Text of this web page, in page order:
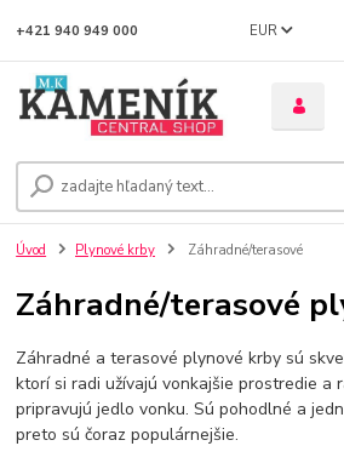
EUR
+421 940 949 000
Úvod Plynové krby Záhradné/terasové
Záhradné/terasové
Záhradné a terasové plynové krby sú
ktorí si radi užívajú vonkajšie prostredie a
pripravujú jedlo vonku. Sú pohodlné a
preto sú čoraz populárnejšie.